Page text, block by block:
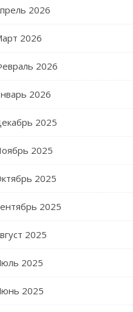
2026
2026
2026
2026
2025
2025
2025
2025
2025
2025
2025